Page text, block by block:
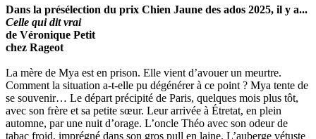
Dans la présélection du prix Chien Jaune des ados 2025, il y a...
Celle qui dit vrai
de Véronique Petit
chez Rageot
La mère de Mya est en prison. Elle vient d’avouer un meurtre.
Comment la situation a-t-elle pu dégénérer à ce point ? Mya tente de
se souvenir… Le départ précipité de Paris, quelques mois plus tôt,
avec son frère et sa petite sœur. Leur arrivée à Étretat, en plein
automne, par une nuit d’orage. L’oncle Théo avec son odeur de
tabac froid, imprégné dans son gros pull en laine. L’auberge vétuste